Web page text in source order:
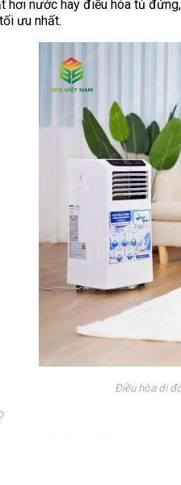
hơi nước hay điều hòa tủ
ưu nhất.
Điều hòa di
được cải tiến từ điều hòa treo
hòa “chính hiệu” với đầy